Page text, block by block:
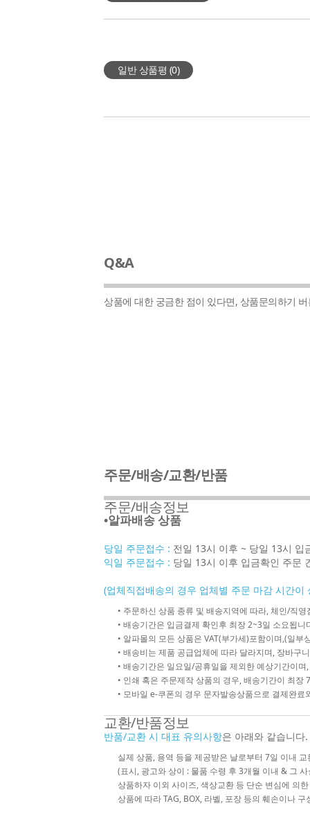
일반 상품평 (0)
Q&A
상품에 대한 궁금한 점이 있다면, 상품문의하기
주문/배송/교환/반품
주문/배송정보
•알파배송 상품
당일 주문접수 : 전일 13시 이후 ~ 당일 13시 입
익일 주문접수 : 당일 13시 이후 입금확인 주문
(업체직접배송의 경우 업체별 주문 마감 시간이
• 주문하신 상품 종류 및 배송지역에 따라, 체인/직
• 배송기간은 입금결제 확인후 최장 2~3일 소요됩
• 알파몰의 모든 상품은 VAT(부가세)포함이며,(일
• 배송비는 제품 공급업체에 따라 달라지며, 장바구
• 배송기간은 일요일/공휴일을 제외한 예상기간이
• 인쇄 혹은 주문제작 상품의 경우, 배송기간이 최장
• 모바일 e-쿠폰의 경우 문자발송상품으로 결제완
교환/반품정보
반품/교환 시 대표 유의사항은 아래와 같습니다.
실제 상품, 용역 등을 제공받은 날로부터 7일 이내
(표시, 광고와 상이 : 물품 수령 후 3개월 이내 & 그
상품하자 이외 사이즈, 색상교환 등 단순 변심에 의
상품에 따라 TAG, BOX, 라벨, 포장 등의 훼손이나